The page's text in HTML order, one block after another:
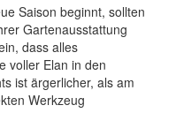
Saison beginnt, sollten
Gartenausstattung
dass alles
voller Elan in den
ist ärgerlicher, als am
Werkzeug